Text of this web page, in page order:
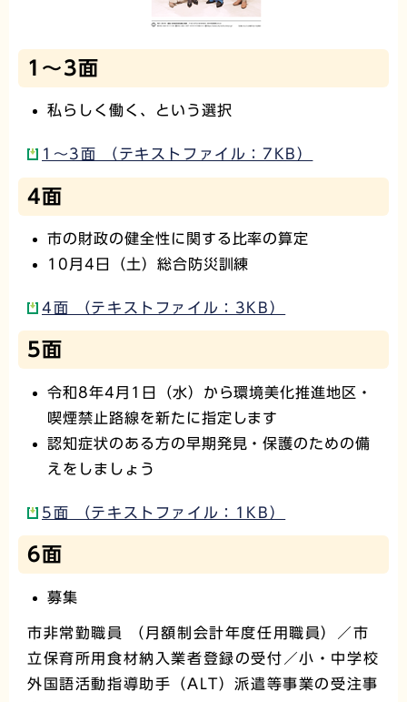
1～3面
私らしく働く、という選択
1～3面 （テキストファイル：7KB）
4面
市の財政の健全性に関する比率の算定
10月4日（土）総合防災訓練
4面 （テキストファイル：3KB）
5面
令和8年4月1日（水）から環境美化推進地区・
喫煙禁止路線を新たに指定します
認知症状のある方の早期発見・保護のための備
えをしましょう
5面 （テキストファイル：1KB）
6面
募集
市非常勤職員 （月額制会計年度任用職員）／市
立保育所用食材納入業者登録の受付／小・中学校
外国語活動指導助手（ALT）派遣等事業の受注事